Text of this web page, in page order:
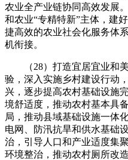
农业全产业链协同高效发展
和农业“专精特新”主体，建
捷高效的农业社会化服务体
机衔接。
（28）打造宜居宜业和美
验，深入实施乡村建设行动
兴，逐步提高农村基础设施
境舒适度，推动农村基本具
局，推动县域基础设施一体
电网、防汛抗旱和供水基础
治，引导人口和产业适度集
环境整治，推动农村厕所改